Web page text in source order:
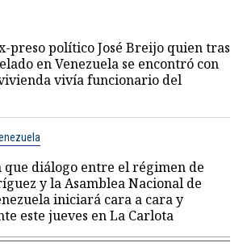
preso político José Breijo quien tras
en Venezuela se encontró con
vivía funcionario del
que diálogo entre el régimen de
y la Asamblea Nacional de
iniciará cara a cara y
este jueves en La Carlota